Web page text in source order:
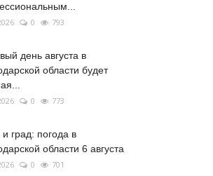
0 793
день августа в
области будет
0 773
и град: погода в
области 6 августа
0 701